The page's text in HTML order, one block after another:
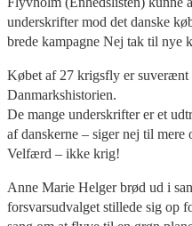
underskrifter mod det danske
brede kampagne Nej tak til nye
Købet af 27 krigsfly er suverænt
Danmarkshistorien.
De mange underskrifter er et
af danskerne – siger nej til
Velfærd – ikke krig!
Anne Marie Helger brød ud i
forsvarsudvalget stillede sig op